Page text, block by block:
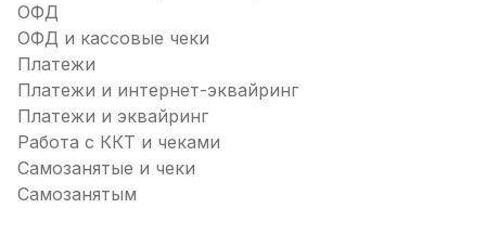
ОФД
ОФД и кассовые чеки
Платежи
Платежи и интернет-эквайринг
Платежи и эквайринг
Работа с ККТ и чеками
Самозанятые и чеки
Самозанятым